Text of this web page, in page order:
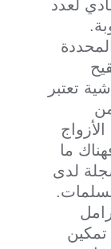
لعدد
تعتبر
ما
لدى
تمكين